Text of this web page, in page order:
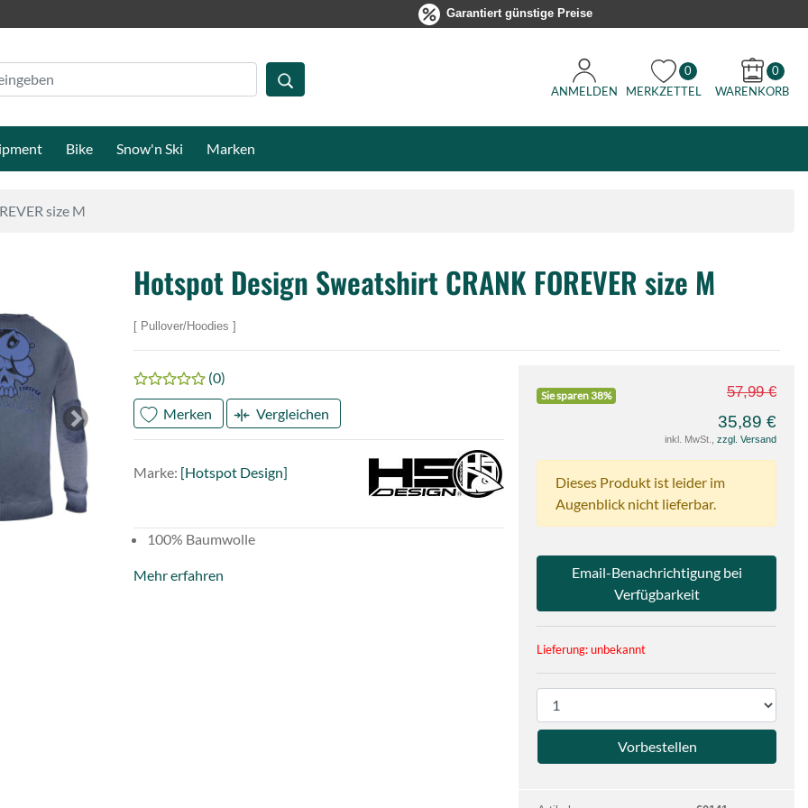
Garantiert günstige Preise
ANMELDEN
0
MERKZETTEL
0
WARENKORB
Bike Snow'n Ski Marken
size M
Next
Hotspot Design Sweatshirt CRANK FOREVER size M
Pullover/Hoodies
(0)
Merken Vergleichen
Marke: [Hotspot Design]
Hotspot
Design
100% Baumwolle
Mehr erfahren
Sie sparen 38% 57,99 €
35,89 €
inkl. MwSt., zzgl. Versand
Dieses Produkt ist leider im
Augenblick nicht lieferbar.
Email-Benachrichtigung bei
Verfügbarkeit
Lieferung: unbekannt
r
d